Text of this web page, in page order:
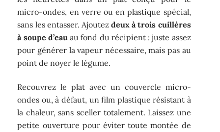
micro-ondes, en verre ou en plastique spécial,
sans les entasser. Ajoutezdeux à trois cuillères
à soupe d’eauau fond du récipient : juste assez
pour générer la vapeur nécessaire, mais pas au
point de noyer le légume.
Recouvrez le plat avec un couvercle micro-
ondes ou, à défaut, un film plastique résistant à
la chaleur, sans sceller totalement. Laissez une
petite ouverture pour éviter toute montée de